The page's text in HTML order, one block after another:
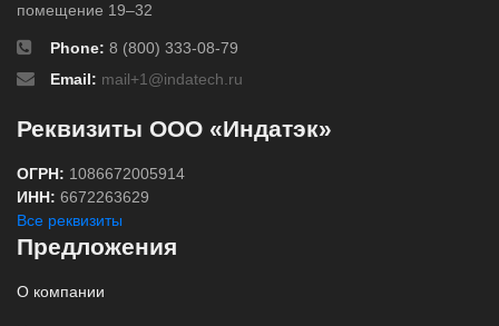
помещение 19–32
Phone: 8 (800) 333-08-79
Email: mail+1@indatech.ru
Реквизиты ООО «Индатэк»
ОГРН: 1086672005914
ИНН: 6672263629
Все реквизиты
Предложения
О компании